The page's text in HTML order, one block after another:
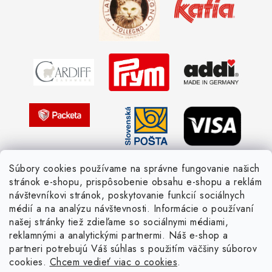
Súbory cookies používame na správne fungovanie našich
stránok e-shopu, prispôsobenie obsahu e-shopu a reklám
návštevníkovi stránok, poskytovanie funkcií sociálnych
médií a na analýzu návštevnosti. Informácie o používaní
našej stránky tiež zdieľame so sociálnymi médiami,
reklamnými a analytickými partnermi. Náš e-shop a
partneri potrebujú Váš súhlas s použitím väčšiny súborov
cookies. Chcem vedieť viac o cookies.
Žiadosť dotknutej osoby
Pletený slovník anglicky-česky
Pletený slovník česky-anglicky